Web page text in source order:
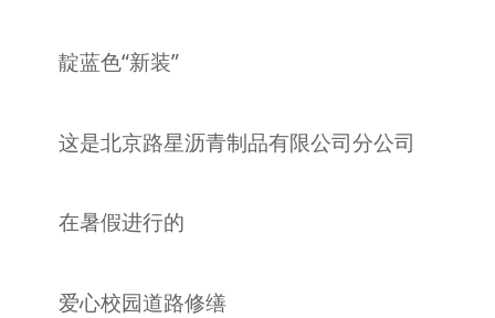
靛蓝色“新装”
这是北京路星沥青制品有限公司分公司
在暑假进行的
爱心校园道路修缮